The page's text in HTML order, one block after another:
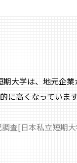
大学は、地元企業
に高くなっていま
査[日本私立短期